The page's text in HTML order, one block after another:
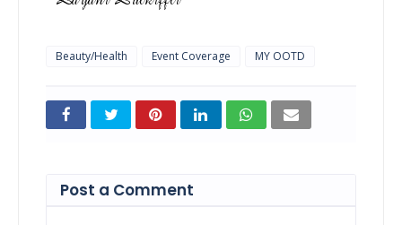
Beauty/Health Event Coverage MY OOTD
Post a Comment